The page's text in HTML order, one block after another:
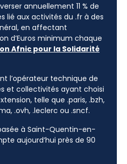
annuellement 11 % de
lié aux activités du .fr à des
en affectant
d’Euros minimum chaque
Afnic pour la Solidarité
l’opérateur technique de
et collectivités ayant choisi
telle que .paris, .bzh,
.ovh, .leclerc ou .sncf.
à Saint-Quentin-en-
aujourd’hui près de 90